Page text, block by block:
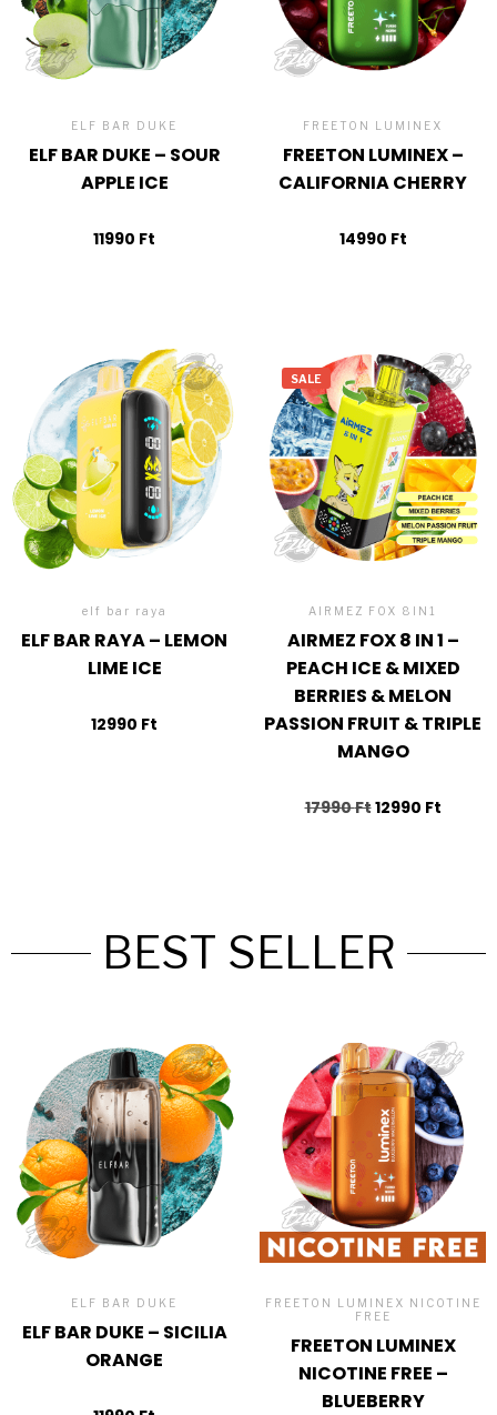
ELF BAR DUKE
ELF BAR DUKE – SOUR
APPLE ICE
11990 Ft
FREETON LUMINEX
FREETON LUMINEX –
CALIFORNIA CHERRY
14990 Ft
elf bar raya
ELF BAR RAYA – LEMON
LIME ICE
12990 Ft
SALE
AIRMEZ FOX 8IN1
AIRMEZ FOX 8 IN 1 –
PEACH ICE & MIXED
BERRIES & MELON
PASSION FRUIT & TRIPLE
MANGO
17990Ft12990 Ft
BEST SELLER
ELF BAR DUKE
ELF BAR DUKE – SICILIA
ORANGE
FREETON LUMINEX NICOTINE
FREE
FREETON LUMINEX
NICOTINE FREE –
BLUEBERRY